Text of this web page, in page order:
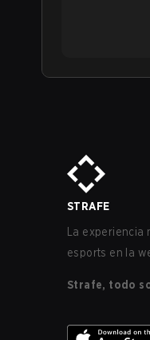
STRAFE
La
esports en la
Strafe, todo